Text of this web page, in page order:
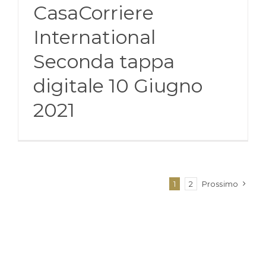
CasaCorriere
International
Seconda tappa
digitale 10 Giugno
2021
1 2 Prossimo